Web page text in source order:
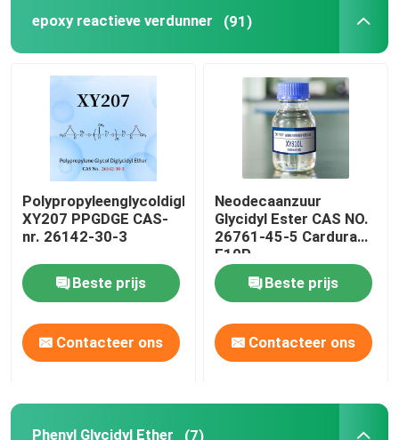
epoxy reactieve verdunner (91)
Polypropyleenglycoldiglycidylether
XY207 PPGDGE CAS-
nr. 26142-30-3
Beste prijs
Contacteer ons
Neodecaanzuur
Glycidyl Ester CAS NO.
26761-45-5 Cardura
E10P
Beste prijs
Contacteer ons
Phenyl Glycidyl Ether (7)